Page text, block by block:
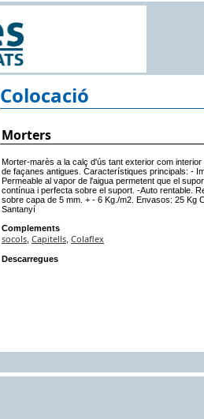
Colocació
Morters
Morter-marès a la calç d'ús tant exterior com interior
de façanes antigues. Característiques principals: -
Permeable al vapor de l'aigua permetent que el
contínua i perfecta sobre el suport. -Auto rentable.
sobre capa de 5 mm. + - 6 Kg./m2. Envasos: 25 Kg
Santanyí
Complements
socols Capitells Colaflex
Descarregues